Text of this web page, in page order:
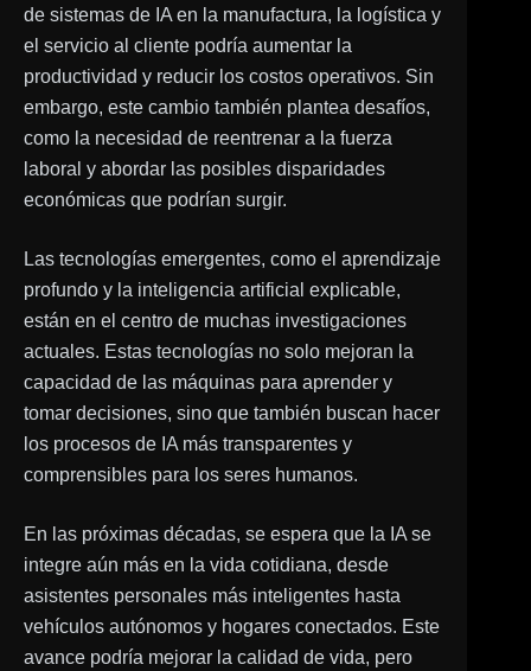
de sistemas de IA en la manufactura, la logística y
el servicio al cliente podría aumentar la
productividad y reducir los costos operativos. Sin
embargo, este cambio también plantea desafíos,
como la necesidad de reentrenar a la fuerza
laboral y abordar las posibles disparidades
económicas que podrían surgir.
Las tecnologías emergentes, como el aprendizaje
profundo y la inteligencia artificial explicable,
están en el centro de muchas investigaciones
actuales. Estas tecnologías no solo mejoran la
capacidad de las máquinas para aprender y
tomar decisiones, sino que también buscan hacer
los procesos de IA más transparentes y
comprensibles para los seres humanos.
En las próximas décadas, se espera que la IA se
integre aún más en la vida cotidiana, desde
asistentes personales más inteligentes hasta
vehículos autónomos y hogares conectados. Este
avance podría mejorar la calidad de vida, pero